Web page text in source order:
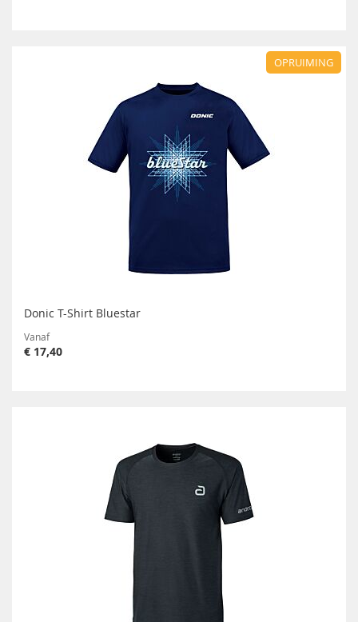
OPRUIMING
Donic T-Shirt Bluestar
Vanaf
€ 17,40